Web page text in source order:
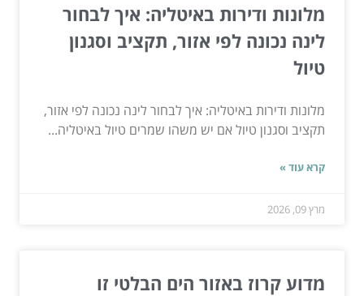
מלונות ודירות באיטליה: איך לבחור
לינה נכונה לפי אזור, תקציב וסגנון
טיול
מלונות ודירות באיטליה: איך לבחור לינה נכונה לפי אזור,
תקציב וסגנון טיול אם יש משהו שמרים טיול באיטליה...
קרא עוד »
מרץ 09, 2026
מדוע קרוז באזור הים הבלטי זו